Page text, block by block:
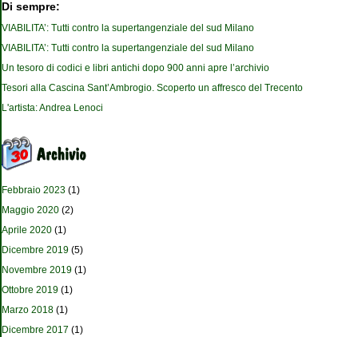
Di sempre:
VIABILITA’: Tutti contro la supertangenziale del sud Milano
VIABILITA’: Tutti contro la supertangenziale del sud Milano
Un tesoro di codici e libri antichi dopo 900 anni apre l’archivio
Tesori alla Cascina Sant’Ambrogio. Scoperto un affresco del Trecento
L'artista: Andrea Lenoci
Febbraio 2023 (1)
Maggio 2020 (2)
Aprile 2020 (1)
Dicembre 2019 (5)
Novembre 2019 (1)
Ottobre 2019 (1)
Marzo 2018 (1)
Dicembre 2017 (1)